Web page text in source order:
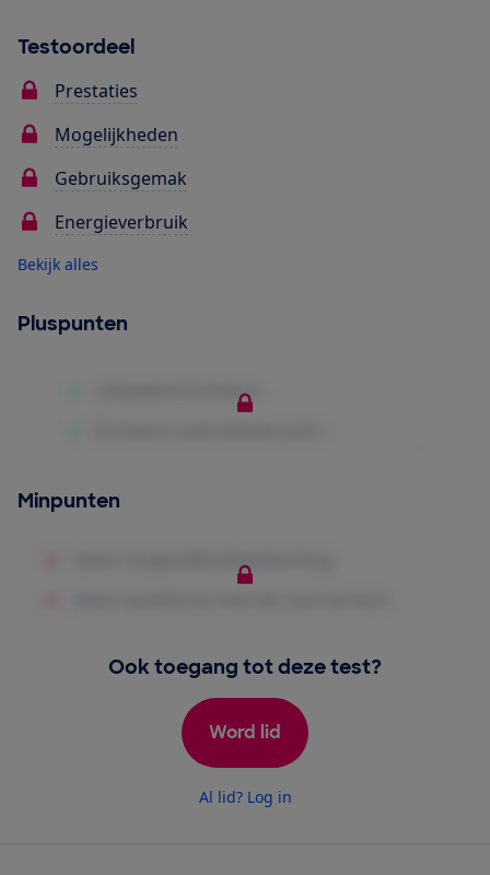
Testoordeel
Prestaties
Mogelijkheden
Gebruiksgemak
Energieverbruik
Bekijk alles
Pluspunten
Minpunten
Ook toegang tot deze test?
Word lid
Al lid? Log in